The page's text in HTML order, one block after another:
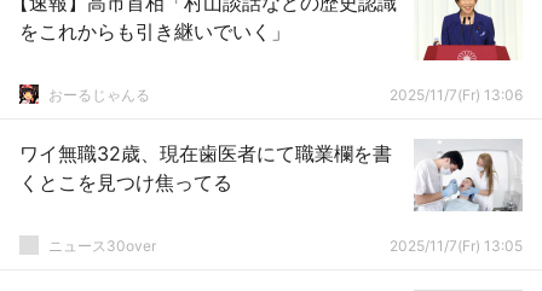
をこれからも引き継いでいく」
おーるじゃんる 2025/11/7(Fr) 13:06
ワイ無職32歳、現在歯医者にて職業欄を書
くとこを見つけ焦ってる
ニュース30over 2025/11/7(Fr) 13:05